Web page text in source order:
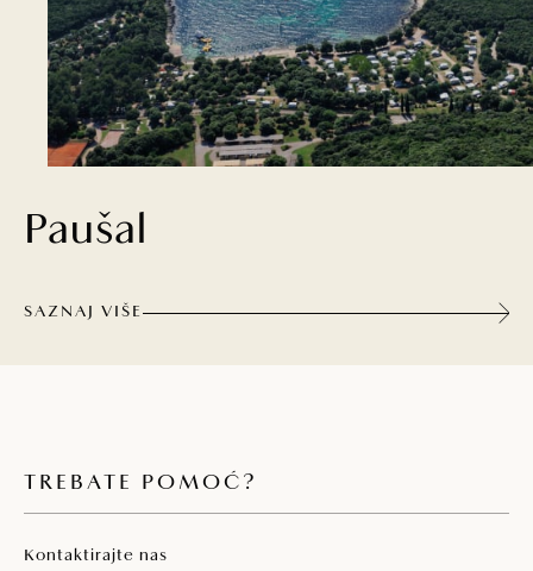
Paušal
SAZNAJ VIŠE
TREBATE POMOĆ?
Kontaktirajte nas